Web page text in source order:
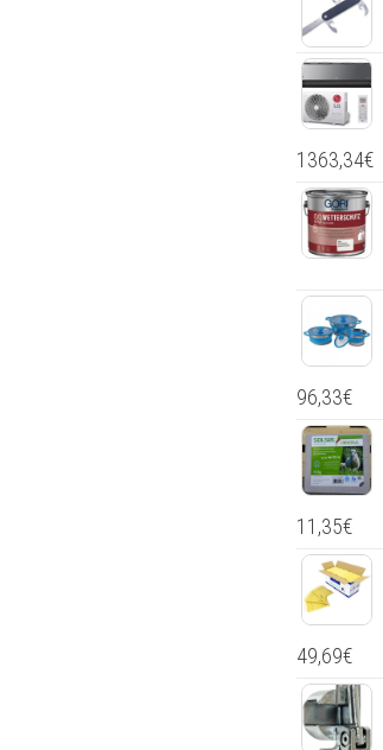
1363,34€
96,33€
11,35€
49,69€